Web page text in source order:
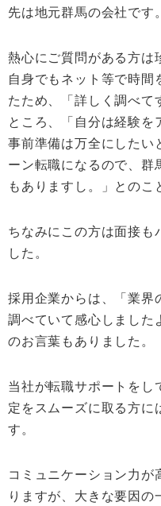
先は地元群馬の会社です。
熱心にご質問がある方は
自身でもネット等で時間
たため、「詳しく調べて
ところ、「自分は経験を
事前準備は万全にしたい
ーン転職になるので、
もありますし。」とのこ
ちなみにこの方は面接も
した。
採用企業からは、「業界
調べていて感心しました
のお言葉もありました。
当社が転職サポートをし
定をスムーズに取る方
す。
コミュニケーション力
りますが、大きな要因